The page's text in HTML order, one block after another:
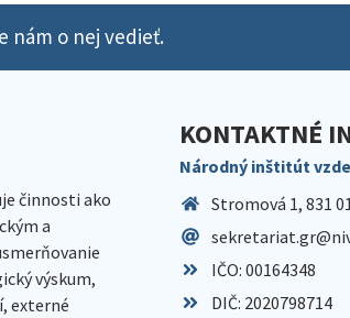
nám o nej vedieť.
činnosti ako
a
výskum,
externé
KONTAKTNÉ
Národný inštitút
Stromová 1, 831
IČO: 00164348
DIČ: 2020798714